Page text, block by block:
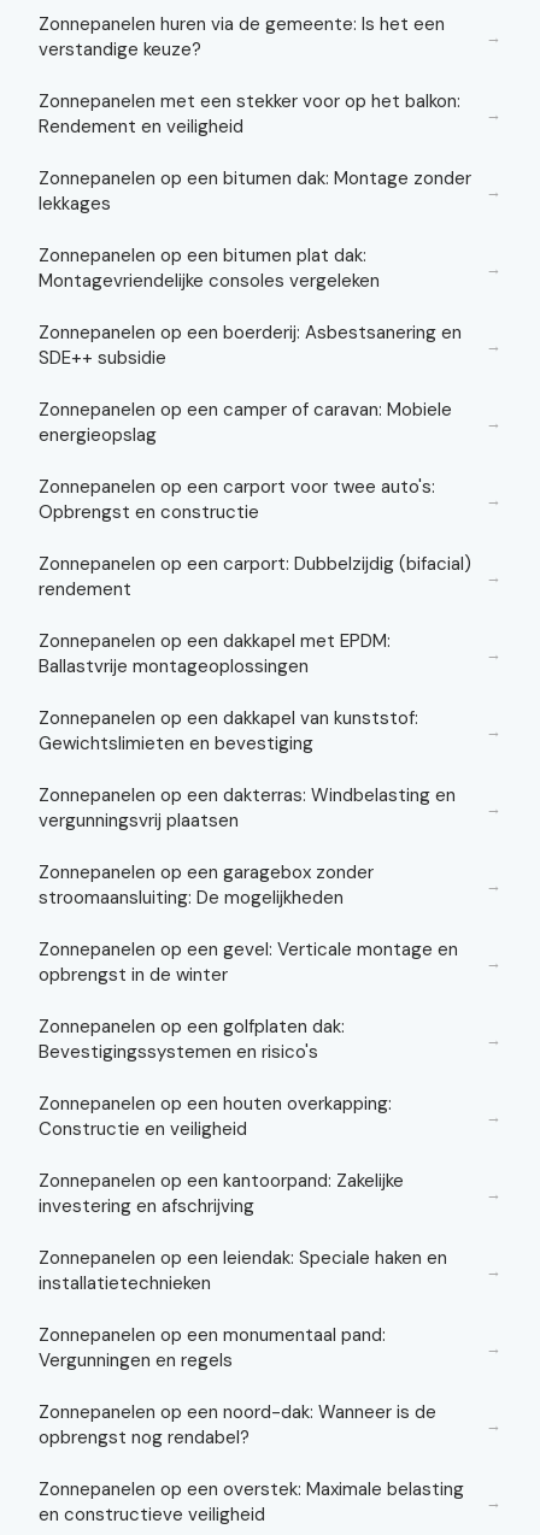
Zonnepanelen huren via de gemeente: Is het een
verstandige keuze?
→
Zonnepanelen met een stekker voor op het balkon:
Rendement en veiligheid
→
Zonnepanelen op een bitumen dak: Montage zonder
lekkages
→
Zonnepanelen op een bitumen plat dak:
Montagevriendelijke consoles vergeleken
→
Zonnepanelen op een boerderij: Asbestsanering en
SDE++ subsidie
→
Zonnepanelen op een camper of caravan: Mobiele
energieopslag
→
Zonnepanelen op een carport voor twee auto's:
Opbrengst en constructie
→
Zonnepanelen op een carport: Dubbelzijdig (bifacial)
rendement
→
Zonnepanelen op een dakkapel met EPDM:
Ballastvrije montageoplossingen
→
Zonnepanelen op een dakkapel van kunststof:
Gewichtslimieten en bevestiging
→
Zonnepanelen op een dakterras: Windbelasting en
vergunningsvrij plaatsen
→
Zonnepanelen op een garagebox zonder
stroomaansluiting: De mogelijkheden
→
Zonnepanelen op een gevel: Verticale montage en
opbrengst in de winter
→
Zonnepanelen op een golfplaten dak:
Bevestigingssystemen en risico's
→
Zonnepanelen op een houten overkapping:
Constructie en veiligheid
→
Zonnepanelen op een kantoorpand: Zakelijke
investering en afschrijving
→
Zonnepanelen op een leiendak: Speciale haken en
installatietechnieken
→
Zonnepanelen op een monumentaal pand:
Vergunningen en regels
→
Zonnepanelen op een noord-dak: Wanneer is de
opbrengst nog rendabel?
→
Zonnepanelen op een overstek: Maximale belasting
en constructieve veiligheid
→